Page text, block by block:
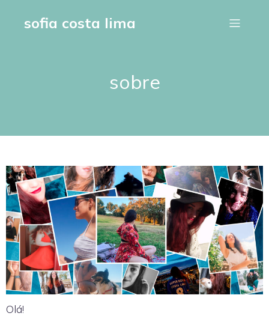
sofia costa lima
sobre
Olá!